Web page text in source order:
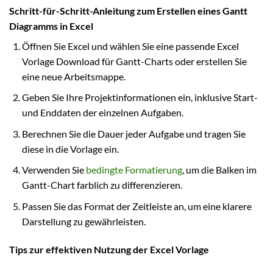
Schritt-für-Schritt-Anleitung zum Erstellen eines Gantt
Diagramms in Excel
Öffnen Sie Excel und wählen Sie eine passende Excel
Vorlage Download für Gantt-Charts oder erstellen Sie
eine neue Arbeitsmappe.
Geben Sie Ihre Projektinformationen ein, inklusive Start-
und Enddaten der einzelnen Aufgaben.
Berechnen Sie die Dauer jeder Aufgabe und tragen Sie
diese in die Vorlage ein.
Verwenden Sie bedingte Formatierung, um die Balken im
Gantt-Chart farblich zu differenzieren.
Passen Sie das Format der Zeitleiste an, um eine klarere
Darstellung zu gewährleisten.
Tips zur effektiven Nutzung der Excel Vorlage